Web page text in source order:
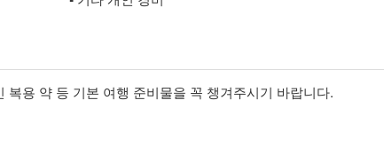
용 약 등 기본 여행 준비물을 꼭 챙겨주시기 바랍니다.